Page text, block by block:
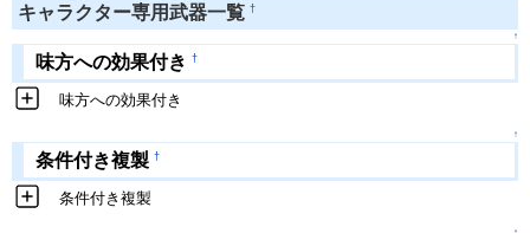
キャラクター専用武器一覧 †
↑
味方への効果付き †
味方への効果付き
↑
条件付き複製 †
条件付き複製